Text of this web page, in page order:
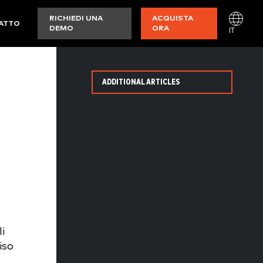
RICHIEDI UNA
DEMO
ACQUISTA
ORA
IT
ADDITIONAL ARTICLES